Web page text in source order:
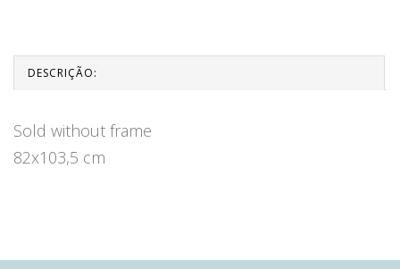
DESCRIÇÃO:
Sold without frame
82x103,5 cm